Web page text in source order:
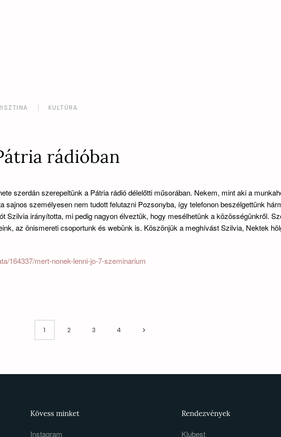
KULTÚRA
rádióban
szerdán szerepeltünk a Pátria rádió délelőtti műsorában. Nekem, mint aki a
sajnos személyesen nem tudott felutazni Pozsonyba, így telefonon beszélgettünk
Szilvia irányította, mi pedig nagyon élveztük, hogy mesélhetünk a közösségünkről.
az önismereti csoportunk és webünk is. Köszönjük a meghívást Szilvia, Nektek
164337/mert-nonek-lenni-jo-7-szeminarium
1 2 3 4
Kövess minket
Instagram
Rendezvények
Klubest